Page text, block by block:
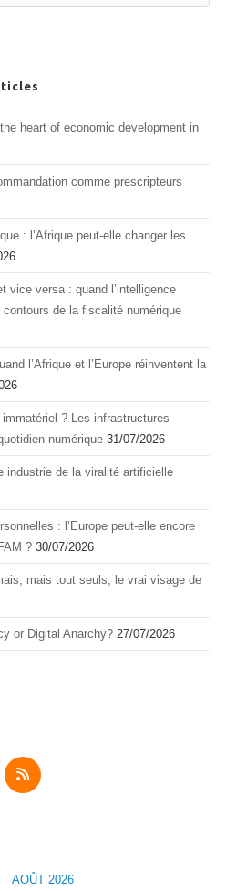
heart of economic development in
comme prescripteurs
: l’Afrique peut-elle changer les
vice versa : quand l’intelligence
de la fiscalité numérique
l’Afrique et l’Europe réinventent la
? Les infrastructures
numérique 31/07/2026
industrie de la viralité artificielle
: l’Europe peut-elle encore
? 30/07/2026
mais tout seuls, le vrai visage de
or Digital Anarchy? 27/07/2026
nouvel
AOÛT 2026